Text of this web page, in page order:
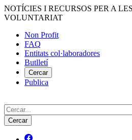
Vés
al
NOTÍCIES I RECURSOS PER A
VOLUNTARIAT
Menú
del
compte
d'usuari
Non Profit
FAQ
Entitats col·laboradores
Butlletí
Cercar
Publica
Cerca